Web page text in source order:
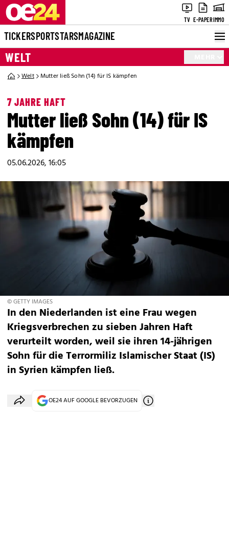
TV E-PAPERIMMO
TICKERSPORTSTARSMAGAZINE
WELT
Welt Mutter ließ Sohn (14) für IS kämpfen
7 JAHRE HAFT
Mutter ließ Sohn (14) für IS
kämpfen
05.06.2026, 16:05
© GETTY IMAGES
In den Niederlanden ist eine Frau wegen
Kriegsverbrechen zu sieben Jahren Haft
verurteilt worden, weil sie ihren 14-jährigen
Sohn für die Terrormiliz Islamischer Staat (IS)
in Syrien kämpfen ließ.
OE24 AUF GOOGLE BEVORZUGEN